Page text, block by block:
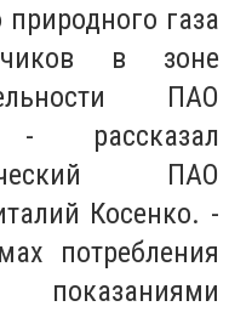
газа
в зоне
ПАО
- рассказал
ПАО
Косенко. -
потребления